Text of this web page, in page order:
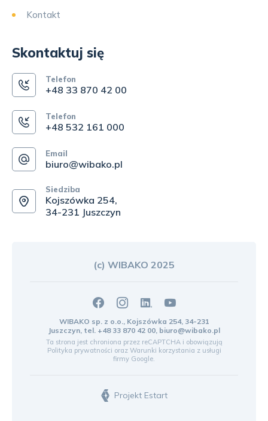
Kontakt
Skontaktuj się
Telefon
+48 33 870 42 00
Telefon
+48 532 161 000
Email
biuro@wibako.pl
Siedziba
Kojszówka 254,
34-231 Juszczyn
(c) WIBAKO 2025
WIBAKO sp. z o.o., Kojszówka 254, 34-231
Juszczyn, tel. +48 33 870 42 00, biuro@wibako.pl
Ta strona jest chroniona przez reCAPTCHA i obowiązują
Polityka prywatności oraz Warunki korzystania z usługi
firmy Google.
Projekt Estart